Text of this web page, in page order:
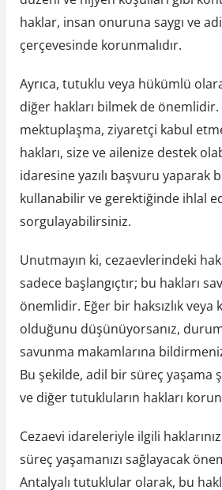
haklar, insan onuruna saygı ve
çerçevesinde korunmalıdır.
Ayrıca, tutuklu veya hükümlü
diğer hakları bilmek de
mektuplaşma, ziyaretçi kabul
hakları, size ve ailenize destek
idaresine yazılı başvuru yaparak
kullanabilir ve gerektiğinde ihlal
sorgulayabilirsiniz.
Unutmayın ki, cezaevlerindeki
sadece başlangıçtır; bu hakları
önemlidir. Eğer bir haksızlık veya
olduğunu düşünüyorsanız,
savunma makamlarına
Bu şekilde, adil bir süreç yaşama
ve diğer tutukluların hakları
Cezaevi idareleriyle ilgili
süreç yaşamanızı sağlayacak
Antalyalı tutuklular olarak, bu